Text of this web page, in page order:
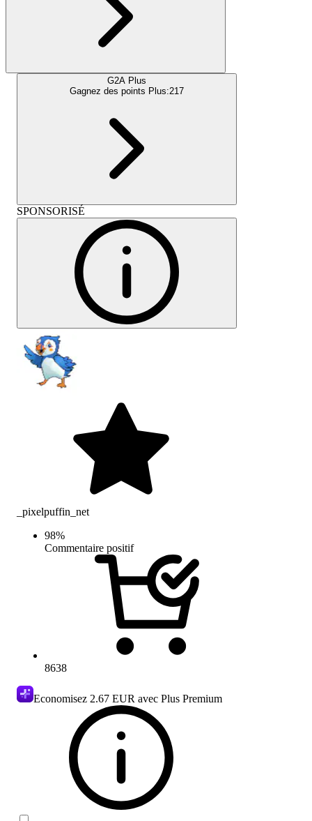
G2A Plus
Gagnez des points Plus:217
SPONSORISÉ
_pixelpuffin_net
98%
Commentaire positif
8638
Economisez 2.67 EUR avec Plus Premium